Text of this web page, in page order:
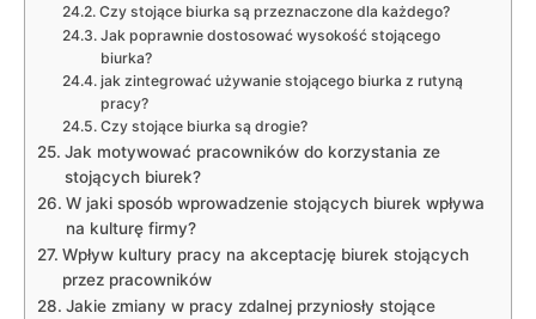
Czy‍ stojące biurka są przeznaczone dla każdego?
Jak poprawnie dostosować ‌wysokość stojącego
biurka?
jak⁢ zintegrować ⁣używanie stojącego​ biurka z rutyną
⁤pracy?
Czy stojące⁤ biurka są ⁢drogie?
Jak motywować pracowników do‌ korzystania ‍ze
stojących biurek?
W jaki⁣ sposób wprowadzenie stojących biurek ​wpływa
na⁣ kulturę firmy?
Wpływ kultury ‌pracy na akceptację biurek‍ stojących
przez⁤ pracowników
Jakie ​zmiany w ​pracy zdalnej przyniosły stojące